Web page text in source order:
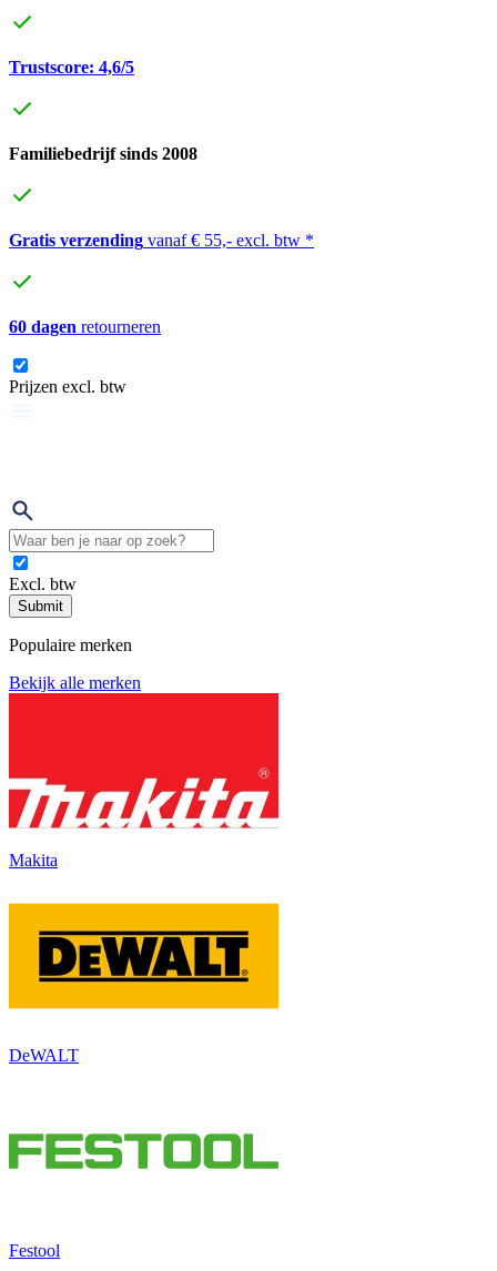
Trustscore: 4,6/5
Familiebedrijf sinds 2008
Gratis verzending vanaf € 55,- excl. btw *
60 dagen retourneren
Prijzen excl. btw
Excl. btw
Submit
Populaire merken
Bekijk alle merken
Makita
DeWALT
Festool